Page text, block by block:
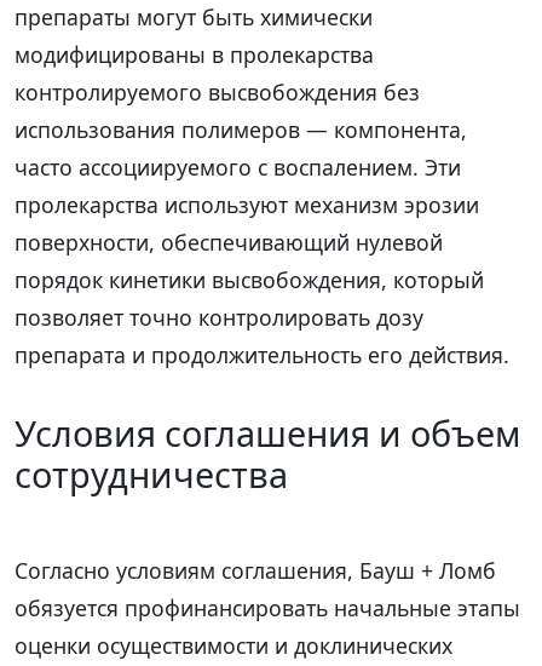
препараты могут быть химически
модифицированы в пролекарства
контролируемого высвобождения без
использования полимеров — компонента,
часто ассоциируемого с воспалением. Эти
пролекарства используют механизм эрозии
поверхности, обеспечивающий нулевой
порядок кинетики высвобождения, который
позволяет точно контролировать дозу
препарата и продолжительность его действия.
Условия соглашения и объем
сотрудничества
Согласно условиям соглашения, Бауш + Ломб
обязуется профинансировать начальные этапы
оценки осуществимости и доклинических